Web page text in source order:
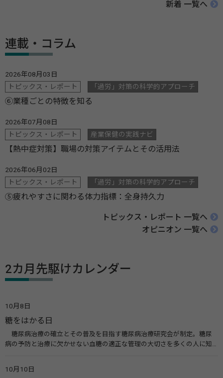
新着 一覧へ
連載・コラム
2026年08月03日
トピックス・レポート
「過労」対策の科学的アプローチ
⑥業種ごとの特徴を知る
2026年07月08日
トピックス・レポート
産業保健の実践ナビ
【熱中症対策】職場の対策アイテムとその活用法
2026年06月02日
トピックス・レポート
「過労」対策の科学的アプローチ
⑤疲れやすさに関わる体力指標：全身持久力
トピックス・レポート 一覧へ
オピニオン 一覧へ
2カ月先駆けカレンダー
10月8日
糖をはかる日
糖尿病治療の確立とその普及を目指す糖尿病治療研究会が制定。糖尿
病の予防と治療に欠かせない血糖の適正な管理の大切さを多くの人に知
療研究会） 糖尿病ネットワーク
10月10日